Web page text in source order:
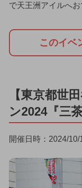
で天王洲アイルへお
このイベ
【東京都世
ン2024『三
開催日時：2024/